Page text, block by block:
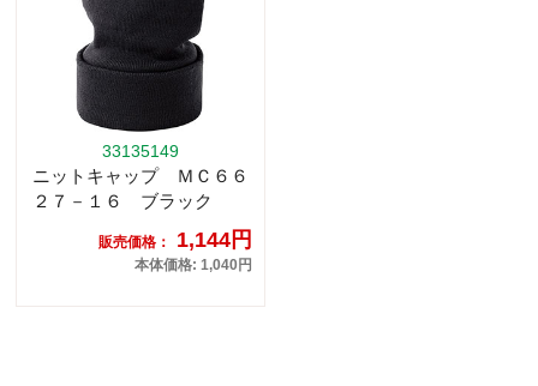
33135149
ニットキャップ ＭＣ６６
２７－１６ ブラック
販売価格： 1,144円
本体価格: 1,040円